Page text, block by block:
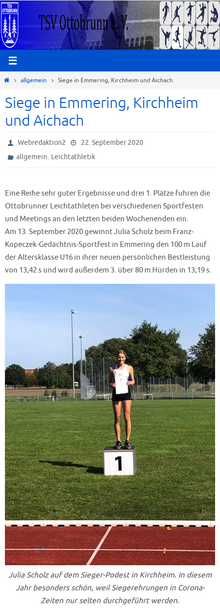
Zum
Inhalt
springen
Startallgemein Siege in Emmering, Kirchheim und Aichach
Siege in Emmering, Kirchheim
und Aichach
Webredaktion2
22. September 2020
allgemein, Leichtathletik
Eine Reihe sehr guter Ergebnisse und drei 1. Plätze fuhren die
Ottobrunner Leichtathleten bei verschiedenen Sportfesten
und Meetings an den letzten beiden Wochenenden ein.
Am 13. September 2020 gewinnt Julia Scholz beim Franz-
Kopeczek-Gedächtnis-Sportfest in Emmering den 100 m Lauf
der Altersklasse U16 in ihrer neuen persönlichen Bestleistung
von 13,42 s und wird außerdem 3. über 80 m Hürden in 13,19 s.
Julia Scholz auf dem Sieger-Podest in Kirchheim. In diesem
Jahr besonders schön, weil Siegerehrungen in Corona-
Zeiten nur selten durchgeführt werden.